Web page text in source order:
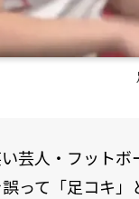
い芸人・フット
って「足コキ